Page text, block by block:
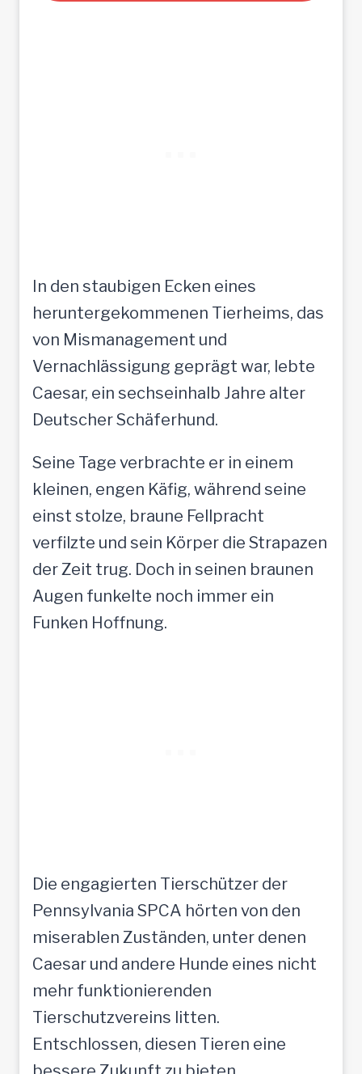
In den staubigen Ecken eines
heruntergekommenen Tierheims, das
von Mismanagement und
Vernachlässigung geprägt war, lebte
Caesar, ein sechseinhalb Jahre alter
Deutscher Schäferhund.
Seine Tage verbrachte er in einem
kleinen, engen Käfig, während seine
einst stolze, braune Fellpracht
verfilzte und sein Körper die Strapazen
der Zeit trug. Doch in seinen braunen
Augen funkelte noch immer ein
Funken Hoffnung.
Die engagierten Tierschützer der
Pennsylvania SPCA hörten von den
miserablen Zuständen, unter denen
Caesar und andere Hunde eines nicht
mehr funktionierenden
Tierschutzvereins litten.
Entschlossen, diesen Tieren eine